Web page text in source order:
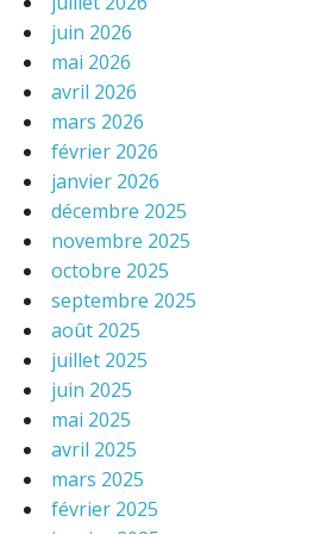
juin 2026
mai 2026
avril 2026
mars 2026
février 2026
janvier 2026
décembre 2025
novembre 2025
octobre 2025
septembre 2025
août 2025
juillet 2025
juin 2025
mai 2025
avril 2025
mars 2025
février 2025